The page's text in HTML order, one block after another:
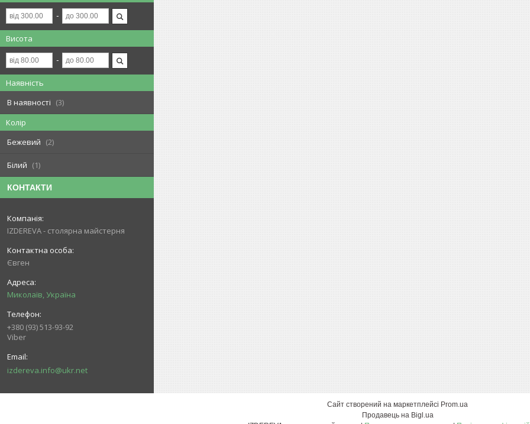
Висота
Наявність
В наявності
3
Колір
Бежевий
2
Білий 1
КОНТАКТИ
IZDEREVA - столярна майстерня
Євген
Миколаїв, Україна
+380 (93) 513-93-92
Viber
izdereva.info@ukr.net
Сайт створений на маркетплейсі Prom.ua
Продавець на Bigl.ua